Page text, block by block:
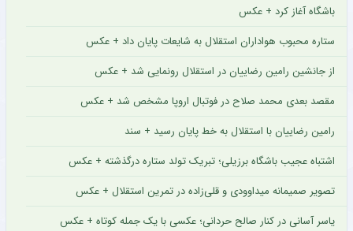
باشگاه آغاز کرد + عکس
ستاره محبوب هواداران استقلال به شایعات پایان داد + عکس
از جانشین رامین رضاییان در استقلال رونمایی شد + عکس
مقصد بعدی محمد صلاح در فوتبال اروپا مشخص شد + عکس
رامین رضاییان با استقلال به خط پایان رسید + سند
اشتباه عجیب باشگاه برزیلی؛ تبریک تولد ستاره درگذشته + عکس
تصویر صمیمانه میداوودی و قلی‌زاده در تمرین استقلال + عکس
یاسر آسانی در کنار صالح حردانی؛ عکسی با یک جمله کوتاه + عکس